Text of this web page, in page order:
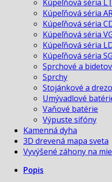
Kúpeľňová séria
Kúpeľňová séria
Kúpeľňová séria
Kúpeľňová séria
Kúpeľňová séria
Kúpeľňová séria SG
Sprchové a
Sprchy
Stojánkové a
Umývadlové
Vaňové batérie
Výpuste sifóny
Kamenná dyha
3D drevená mapa sveta
Vyvýšené záhony na
Popis